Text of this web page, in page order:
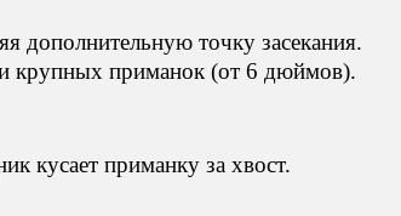
дополнительную точку засекания.
крупных приманок (от 6 дюймов).
кусает приманку за хвост.